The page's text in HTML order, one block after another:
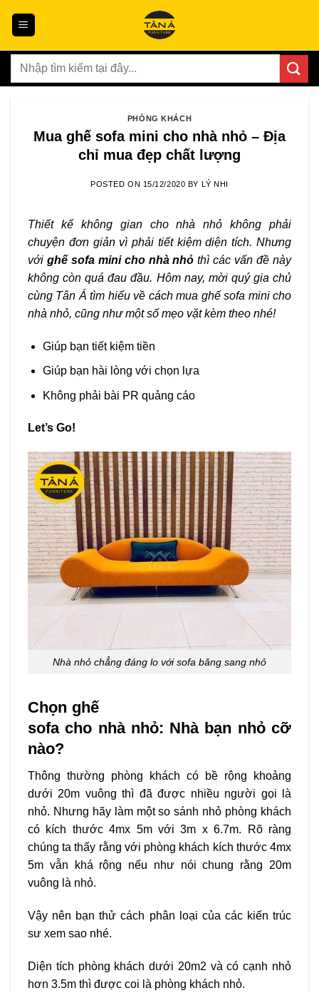
Tìm
PHÒNG KHÁCH
Mua ghế sofa mini cho nhà nhỏ – Địa
chỉ mua đẹp chất lượng
POSTED ON 15/12/2020 BY LÝ NHI
Thiết kế không gian cho nhà nhỏ không phải
chuyện đơn giản vì phải tiết kiệm diện tích. Nhưng
với ghế sofa mini cho nhà nhỏthì các vấn đề này
không còn quá đau đầu. Hôm nay, mời quý gia chủ
cùng Tân Á tìm hiểu về cách mua ghế sofa mini cho
nhà nhỏ, cũng như một số mẹo vặt kèm theo nhé!
Giúp bạn tiết kiệm tiền
Giúp bạn hài lòng với chọn lựa
Không phải bài PR quảng cáo
Let’s Go!
Nhà nhỏ chẳng đáng lo với sofa băng sang nhỏ
Chọn ghế
sofa cho nhà nhỏ: Nhà bạn nhỏ cỡ
nào?
Thông thường phòng khách có bề rộng khoảng
dưới 20m vuông thì đã được nhiều người gọi là
nhỏ. Nhưng hãy làm một so sánh nhỏ phòng khách
có kích thước 4mx 5m với 3m x 6.7m. Rõ ràng
chúng ta thấy rằng với phòng khách kích thước 4mx
5m vẫn khá rộng nếu như nói chung rằng 20m
vuông là nhỏ.
Vậy nên bạn thử cách phân loại của các kiến trúc
sư xem sao nhé.
Diện tích phòng khách dưới 20m2 và có cạnh nhỏ
hơn 3.5m thì được coi là phòng khách nhỏ.